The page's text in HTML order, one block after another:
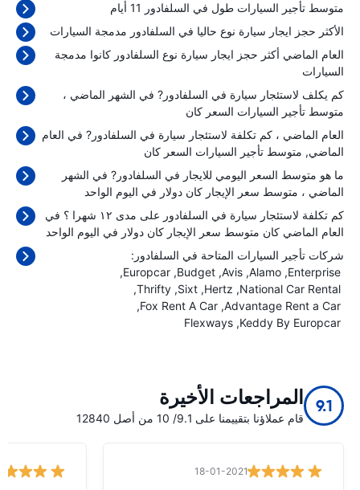
متوسط تأجير السيارات طول في السلفادور 11 أيام
الأكثر حجز ايجار سيارة نوع حاليا في السلفادور مدمجة السيارات
العام الماضي أكثر حجز ايجار سيارة نوع السلفادور كانوا مدمجة
السيارات
كم يكلف لاستئجار سيارة في السلفادور? في الشهر الماضي ،
متوسط تأجير السيارات السعر كان
العام الماضي ، كم تكلفة لاستئجار سيارة في السلفادور? في العام
الماضي, متوسط تأجير السيارات السعر كان
ما هو متوسط السعر اليومي للايجار في السلفادور? في الشهر
الماضي ، متوسط سعر الإيجار كان دولار في اليوم الواحد
كم تكلفة لاستئجار سيارة في السلفادور على مدى ١٢ شهرا ؟ في
العام الماضي كان متوسط سعر الإيجار كان دولار في اليوم الواحد
شركات تأجير السيارات المتاحة في السلفادور:
Enterprise
Alamo
Avis
Budget
Europcar
National Car Rental
Hertz
Sixt
Thrifty
Advantage Rent a Car
Fox Rent A Car
Keddy By Europcar
Flexways
9.1 المراجعات الأخيرة
قام عملاؤنا بتقييمنا على 9.1/ 10 من أصل 12840
18-01-2021